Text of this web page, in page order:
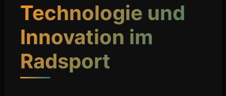
Technologie und
Innovation im
Radsport